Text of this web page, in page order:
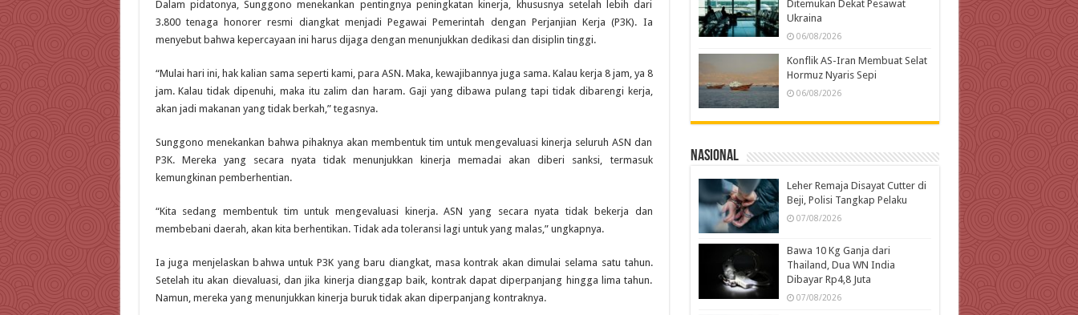
Dalam pidatonya, Sunggono menekankan pentingnya peningkatan kinerja, khususnya setelah lebih dari
3.800 tenaga honorer resmi diangkat menjadi Pegawai Pemerintah dengan Perjanjian Kerja (P3K). Ia
menyebut bahwa kepercayaan ini harus dijaga dengan menunjukkan dedikasi dan disiplin tinggi.
“Mulai hari ini, hak kalian sama seperti kami, para ASN. Maka, kewajibannya juga sama. Kalau kerja 8 jam, ya 8
jam. Kalau tidak dipenuhi, maka itu zalim dan haram. Gaji yang dibawa pulang tapi tidak dibarengi kerja,
akan jadi makanan yang tidak berkah,” tegasnya.
Sunggono menekankan bahwa pihaknya akan membentuk tim untuk mengevaluasi kinerja seluruh ASN dan
P3K. Mereka yang secara nyata tidak menunjukkan kinerja memadai akan diberi sanksi, termasuk
kemungkinan pemberhentian.
“Kita sedang membentuk tim untuk mengevaluasi kinerja. ASN yang secara nyata tidak bekerja dan
membebani daerah, akan kita berhentikan. Tidak ada toleransi lagi untuk yang malas,” ungkapnya.
Ia juga menjelaskan bahwa untuk P3K yang baru diangkat, masa kontrak akan dimulai selama satu tahun.
Setelah itu akan dievaluasi, dan jika kinerja dianggap baik, kontrak dapat diperpanjang hingga lima tahun.
Namun, mereka yang menunjukkan kinerja buruk tidak akan diperpanjang kontraknya.
Ditemukan Dekat Pesawat
Ukraina
06/08/2026
Konflik AS-Iran Membuat Selat
Hormuz Nyaris Sepi
06/08/2026
Nasional
Leher Remaja Disayat Cutter di
Beji, Polisi Tangkap Pelaku
07/08/2026
Bawa 10 Kg Ganja dari
Thailand, Dua WN India
Dibayar Rp4,8 Juta
07/08/2026